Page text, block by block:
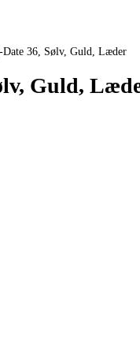
Date 36, Sølv, Guld, Læder
Guld,